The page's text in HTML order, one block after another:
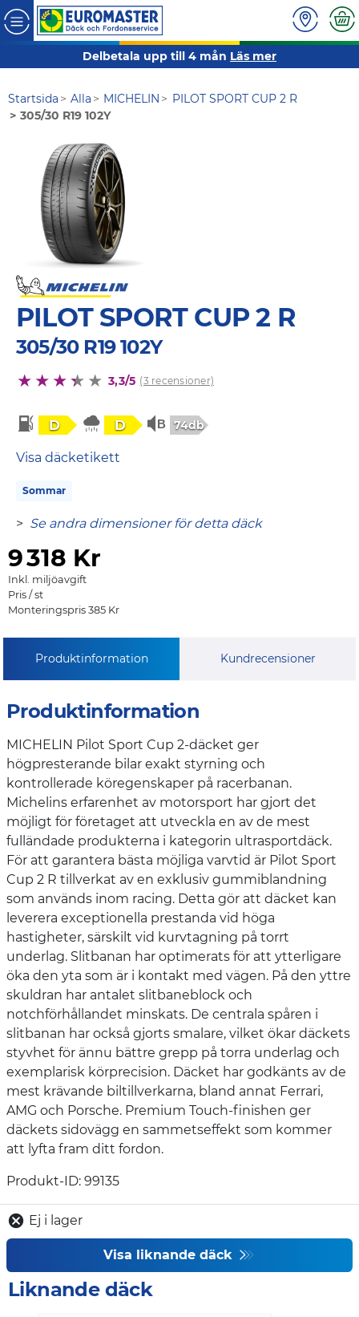
Delbetala upp till 4 mån Läs mer
Startsida Alla MICHELIN
PILOT SPORT CUP 2 R
305/30 R19 102Y
PILOT SPORT CUP 2 R
305/30 R19 102Y
3,3/5 (3 recensioner)
D D 74db
Visa däcketikett
Sommar
> Se andra dimensioner för detta däck
9318 Kr
Inkl. miljöavgift
Pris / st
Monteringspris 385 Kr
Produktinformation Kundrecensioner
Produktinformation
MICHELIN Pilot Sport Cup 2-däcket ger
högpresterande bilar exakt styrning och
kontrollerade köregenskaper på racerbanan.
Michelins erfarenhet av motorsport har gjort det
möjligt för företaget att utveckla en av de mest
fulländade produkterna i kategorin ultrasportdäck.
För att garantera bästa möjliga varvtid är Pilot Sport
Cup 2 R tillverkat av en exklusiv gummiblandning
som används inom racing. Detta gör att däcket kan
leverera exceptionella prestanda vid höga
hastigheter, särskilt vid kurvtagning på torrt
underlag. Slitbanan har optimerats för att ytterligare
öka den yta som är i kontakt med vägen. På den yttre
skuldran har antalet slitbaneblock och
notchförhållandet minskats. De centrala spåren i
slitbanan har också gjorts smalare, vilket ökar däckets
styvhet för ännu bättre grepp på torra underlag och
exemplarisk körprecision. Däcket har godkänts av de
mest krävande biltillverkarna, bland annat Ferrari,
AMG och Porsche. Premium Touch-finishen ger
däckets sidovägg en sammetseffekt som kommer
att lyfta fram ditt fordon.
Produkt-ID: 99135
Ej i lager
Visa liknande däck
Liknande däck